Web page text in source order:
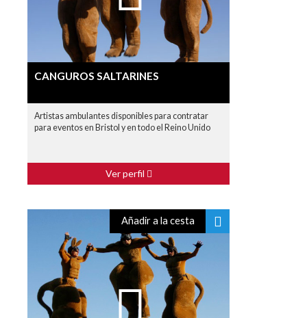
CANGUROS SALTARINES
Artistas ambulantes disponibles para contratar
para eventos en Bristol y en todo el Reino Unido
Ver perfil
Añadir a la cesta